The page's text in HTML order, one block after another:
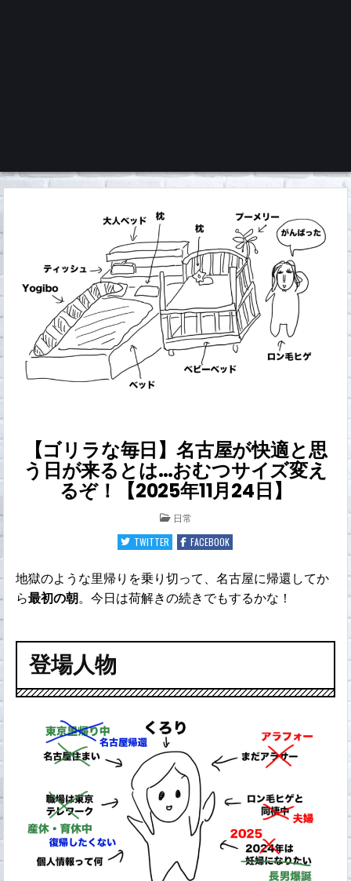
くろチャンネル
【ゴリラな毎日】名古屋が快適と思
う日が来るとは…おむつサイズ変え
るぞ！【2025年11月24日】
POSTED
IN
日常
TWITTER
FACEBOOK
地獄のような里帰りを乗り切って、名古屋に帰還してか
ら最初の朝。今日は荷解きの続きでもするかな！
登場人物